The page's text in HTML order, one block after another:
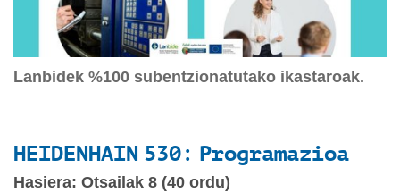
Lanbidek %100 subentzionatutako ikastaroak.
HEIDENHAIN 530: Programazioa
Hasiera: Otsailak 8 (40 ordu)